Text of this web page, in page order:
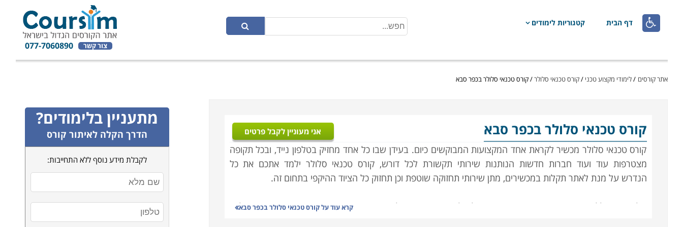
 דף הבית קטגוריות לימודים
צור קשר 077-7060890
אתר קורסים /לימודי מקצוע טכני /קורס טכנאי סלולר/קורס טכנאי סלולר בכפר סבא
קורס טכנאי סלולרבכפר סבא אני מעוניין לקבל פרטים
קורס טכנאי סלולר מכשיר לקראת אחד המקצועות המבוקשים כיום. בעידן שבו כל אחד מחזיק בטלפון נייד, ובכל תקופה
מצטרפות עוד ועוד חברות חדשות הנותנות שירותי תקשורת לכל דורש, קורס טכנאי סלולר ילמד אתכם את כל
הנדרש על מנת לאתר תקלות במכשירים, מתן שירותי תחזוקה שוטפת וכן תחזוק כל הציוד ההיקפי בתחום זה.
הלימודים כוללים ידע מעשי ותיאורטי בתחום של אלקטרוניקה, חשמל, מערכות המכשירים, ידע טכני בתיקון תקלות,
קרא עוד עלקורס טכנאי סלולר בכפר סבא
מתעניין בלימודים?
הדרך הקלה לאיתור קורס
לקבלת מידע נוסף ללא התחייבות: